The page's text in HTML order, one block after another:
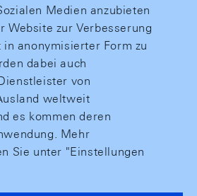
Medien anzubieten
Website zur Verbesserung
anonymisierter Form zu
dabei auch
von
weltweit
es kommen deren
Mehr
Sie unter "Einstellungen